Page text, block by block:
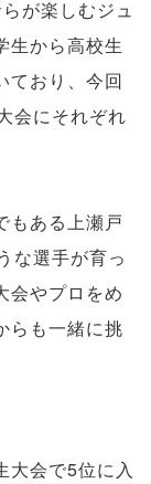
が楽しむジュ
生から高校生
ており、今回
会にそれぞれ
もある上瀬戸
な選手が育っ
会やプロをめ
らも一緒に挑
大会で5位に入